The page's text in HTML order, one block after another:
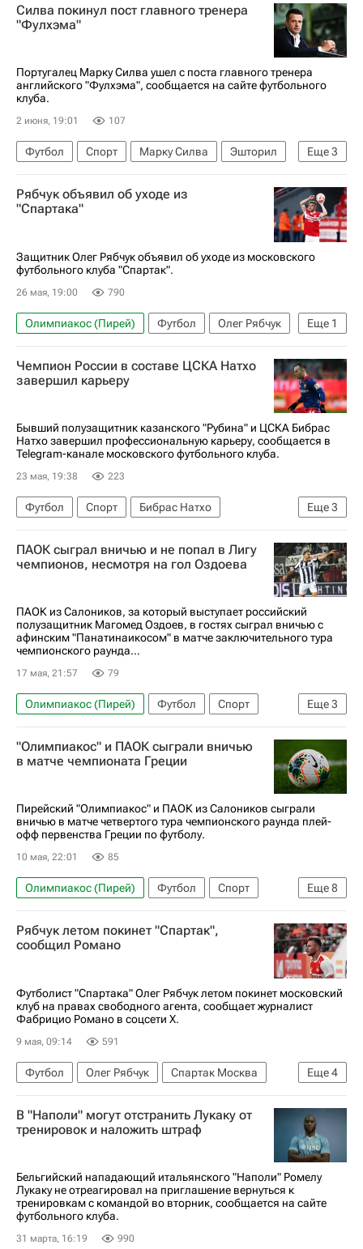
Мохаммад Мохеби
Сепахан
ЧМ по футболу 2026
Анонсы и трансляции матчей
Материалы РИА Спорт
Силва покинул пост главного тренера
"Фулхэма"
Португалец Марку Силва ушел с поста главного тренера
английского "Фулхэма", сообщается на сайте футбольного
клуба.
2 июня, 19:01 107
Еще3
Футбол Спорт Марку Силва
Эшторил
Спортинг (Лиссабон)
АПЛ 2026-2027 (Чемпионат Англии по футболу)
Рябчук объявил об уходе из
"Спартака"
Защитник Олег Рябчук объявил об уходе из московского
футбольного клуба "Спартак".
26 мая, 19:00 790
Еще 1
Олимпиакос (Пирей) Футбол
Олег Рябчук
Спартак Москва
Чемпион России в составе ЦСКА Натхо
завершил карьеру
Бывший полузащитник казанского "Рубина" и ЦСКА Бибрас
Натхо завершил профессиональную карьеру, сообщается в
Telegram-канале московского футбольного клуба.
23 мая, 19:38 223
Еще3
Футбол Спорт
Бибрас Натхо
ПФК ЦСКА
Рубин Партизан
ПАОК сыграл вничью и не попал в Лигу
чемпионов, несмотря на гол Оздоева
ПАОК из Салоников, за который выступает российский
полузащитник Магомед Оздоев, в гостях сыграл вничью с
афинским "Панатинаикосом" в матче заключительного тура
чемпионского раунда...
17 мая, 21:57 79
Еще3
Олимпиакос (Пирей) Футбол
Спорт
Магомед Оздоев
ПАОК
Лига чемпионов УЕФА 2026-2027
"Олимпиакос" и ПАОК сыграли вничью
в матче чемпионата Греции
Пирейский "Олимпиакос" и ПАОК из Салоников сыграли
вничью в матче четвертого тура чемпионского раунда плей-
офф первенства Греции по футболу.
10 мая, 22:01 85
Еще8
Олимпиакос (Пирей) Футбол
Спорт
Греция
Салоники
Пирея
Марко Николич
Магомед Оздоев
АЕК (Афины)
Рябчук летом покинет "Спартак",
сообщил Романо
Футболист "Спартака" Олег Рябчук летом покинет московский
клуб на правах свободного агента, сообщает журналист
Фабрицио Романо в соцсети Х.
9 мая, 09:14 591
Еще4
Футбол Олег Рябчук
Спартак Москва
РПЛ 2026-2027 (Чемпионат России по футболу)
Трансферы в РПЛ
Трансферы
В "Наполи" могут отстранить Лукаку от
тренировок и наложить штраф
Бельгийский нападающий итальянского "Наполи" Ромелу
Лукаку не отреагировал на приглашение вернуться к
тренировкам с командой во вторник, сообщается на сайте
футбольного клуба.
31 марта, 16:19 990